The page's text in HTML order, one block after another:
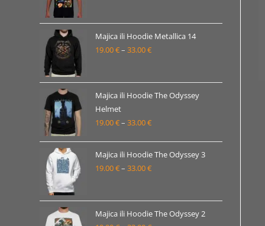
od
19.00 €
do
Majica ili Hoodie Metallica 14
19.00€– 33.00€Raspon
od
19.00 €
33.00 €
Majica ili Hoodie The Odyssey
Helmet
19.00€– 33.00€Raspon
od
19.00 €
Majica ili Hoodie The Odyssey 3
19.00€– 33.00€Raspon
od
19.00 €
Majica ili Hoodie The Odyssey 2